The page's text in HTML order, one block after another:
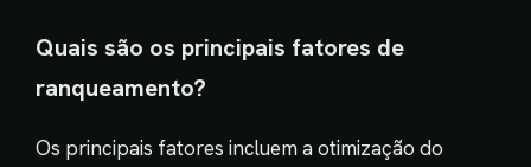
Quais são os principais fatores de
ranqueamento?
Os principais fatores incluem a otimização do